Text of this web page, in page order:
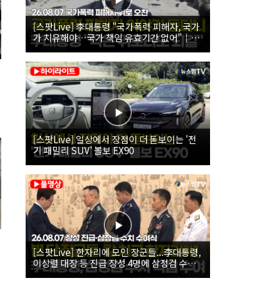
[스팟Live] 李대통령 "국가폭력 피해자, 국가
가 치유해야…국가 책임 유효기간 없어"｜
26.08.07 국가폭력 피해자 위로 오찬
[스팟Live] 일상에서 장점이 더 돋보이는 '전
기 패밀리 SUV' 볼보 EX90
[스팟Live] 한자리에 모인 장군들...李대통령,
이상렬 대장 등 진급 장성 4명에 삼정검 수치
직접 수여｜26.08.07 장성 진급·삼정검 수치